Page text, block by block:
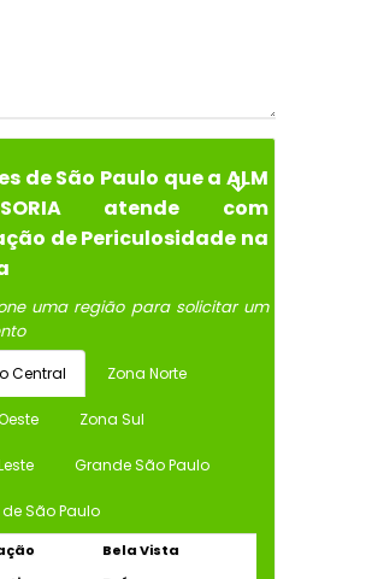
de São Paulo que a ALM
atende com
de Periculosidade na
uma região para solicitar um
Central Zona Norte
Zona Sul
Grande São Paulo
São Paulo
Bela Vista